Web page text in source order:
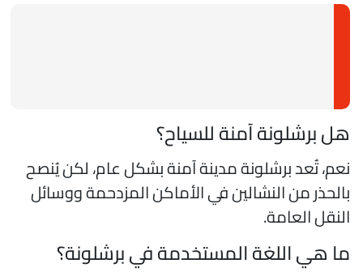
برشلونة آمنة للسياح؟
تُعد برشلونة مدينة آمنة بشكل عام، لكن يُنصح
من النشالين في الأماكن المزدحمة ووسائل
العامة.
هي اللغة المستخدمة في برشلونة؟